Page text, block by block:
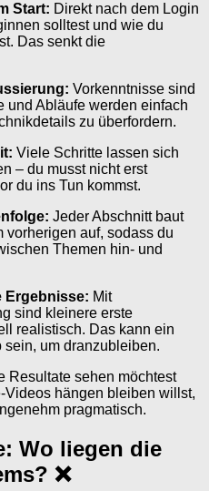
Start: Direkt nach dem Login
solltest und wie du
Das senkt die
Vorkenntnisse sind
und Abläufe werden einfach
zu überfordern.
Viele Schritte lassen sich
– du musst nicht erst
du ins Tun kommst.
Jeder Abschnitt baut
vorherigen auf, sodass du
Themen hin- und
Ergebnisse: Mit
sind kleinere erste
realistisch. Das kann ein
um dranzubleiben.
Resultate sehen möchtest
hängen bleiben willst,
pragmatisch.
Wo liegen die
❌